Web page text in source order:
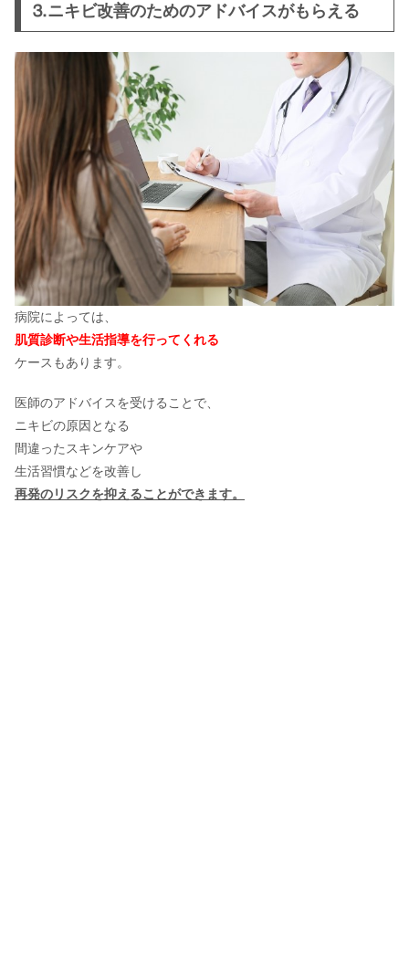
⒊ニキビ改善のためのアドバイスがもらえる
病院によっては、
肌質診断や生活指導を行ってくれる
ケースもあります。
医師のアドバイスを受けることで、
ニキビの原因となる
間違ったスキンケアや
生活習慣などを改善し
再発のリスクを抑えることができます。